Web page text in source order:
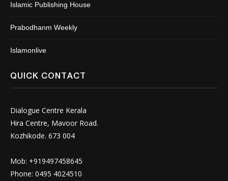
Islamic Publishing House
Prabodhanm Weekly
Islamonlive
QUICK CONTACT
Dialogue Centre Kerala
Hira Centre, Mavoor Road.
Kozhikode. 673 004
Mob: +919497458645
Phone: 0495 4024510